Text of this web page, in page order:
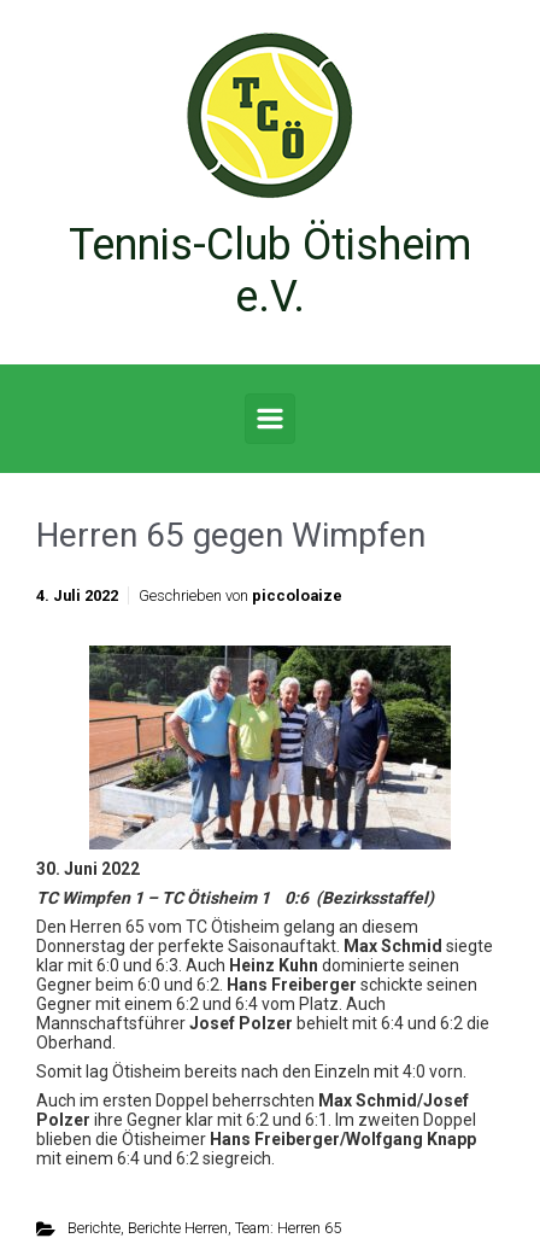
Tennis-Club Ötisheim
e.V.
Herren 65 gegen Wimpfen
4. Juli 2022 Geschrieben von piccoloaize
30. Juni 2022
TC Wimpfen 1 – TC Ötisheim 1 0:6 (Bezirksstaffel)
Den Herren 65 vom TC Ötisheim gelang an diesem
Donnerstag der perfekte Saisonauftakt. Max Schmid siegte
klar mit 6:0 und 6:3. Auch Heinz Kuhn dominierte seinen
Gegner beim 6:0 und 6:2.
Hans Freiberger schickte seinen
Gegner mit einem 6:2 und 6:4 vom Platz. Auch
MannschaftsführerJosef Polzer behielt mit 6:4 und 6:2 die
Oberhand.
Somit lag Ötisheim bereits nach den Einzeln mit 4:0 vorn.
Auch im ersten Doppel beherrschten Max Schmid/Josef
Polzer ihre Gegner klar mit 6:2 und 6:1. Im zweiten Doppel
blieben die Ötisheimer Hans Freiberger/Wolfgang Knapp
mit einem 6:4 und 6:2 siegreich.
Berichte, Berichte Herren, Team: Herren 65